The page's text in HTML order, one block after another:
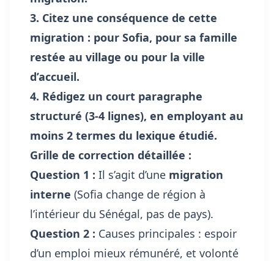
3. Citez une conséquence de cette
migration : pour Sofia, pour sa famille
restée au village ou pour la ville
d’accueil.
4. Rédigez un court paragraphe
structuré (3-4 lignes), en employant au
moins 2 termes du lexique étudié.
Grille de correction détaillée :
Question 1 : Il s’agit d’une migration
interne (Sofia change de région à
l’intérieur du Sénégal, pas de pays).
Question 2 : Causes principales : espoir
d’un emploi mieux rémunéré, et volonté